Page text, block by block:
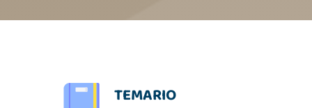
TEMARIO